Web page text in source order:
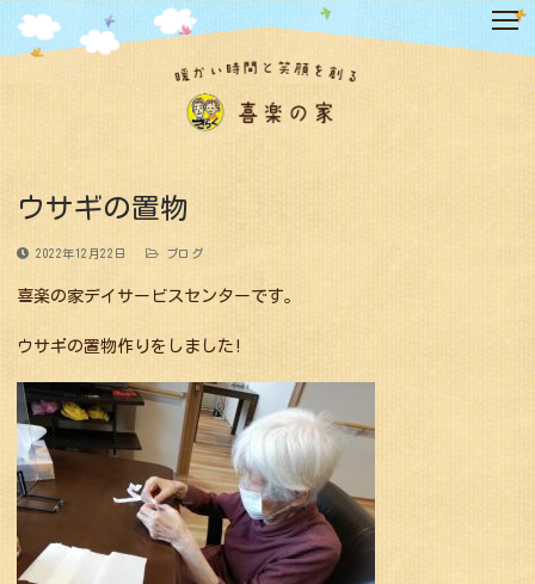
テ
ン
ツ
へ
ス
キ
ッ
ウサギの置物
2022年12月22日 ブログ
喜楽の家デイサービスセンターです。
ウサギの置物作りをしました!